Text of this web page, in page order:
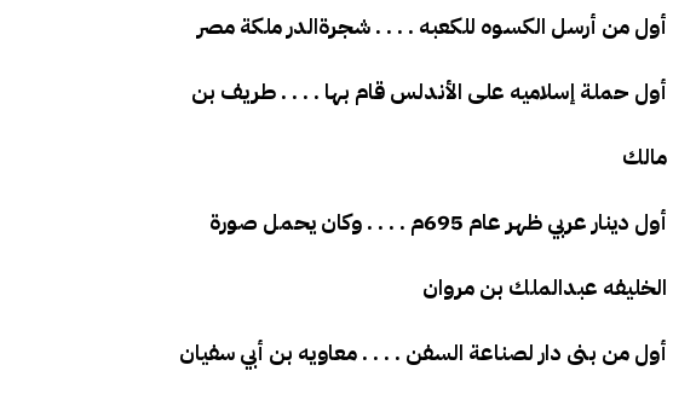
أول من أرسل الكسوه للكعبه . . . . شجرةالدر ملكة مصر
أول حملة إسلاميه على الأندلس قام بها . . . . طريف بن
مالك
أول دينار عربي ظهر عام 695م . . . . وكان يحمل صورة
الخليفه عبدالملك بن مروان
أول من بنى دار لصناعة السفن . . . . معاويه بن أبي سفيان